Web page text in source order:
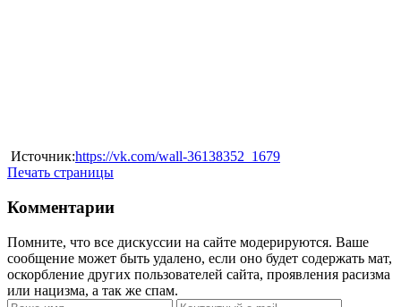
Источник:https://vk.com/wall-36138352_1679
Печать страницы
Комментарии
Помните, что все дискуссии на сайте модерируются. Ваше
сообщение может быть удалено, если оно будет содержать мат,
оскорбление других пользователей сайта, проявления расизма
или нацизма, а так же спам.